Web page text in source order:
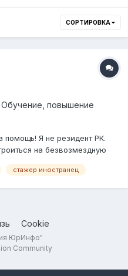
СОРТИРОВКА
Обучение, повышение
Я не резидент РК.
на безвозмездную
на дальнейшее
стажер иностранец
Cookie
ЮрИнфо"
Community